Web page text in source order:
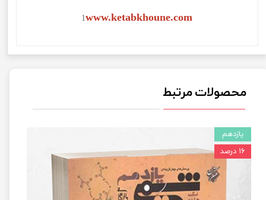
1www.ketabkhoune.com
محصولات مرتبط
یازدهم
۱۶ درصد